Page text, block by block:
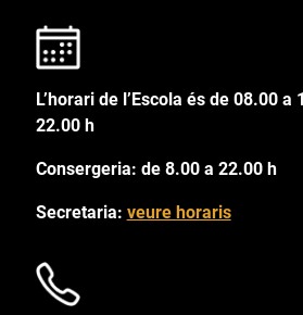
L’horari de l’Escola és de 08.00
22.00 h
Consergeria: de 8.00 a 22.00 h
Secretaria: veure horaris